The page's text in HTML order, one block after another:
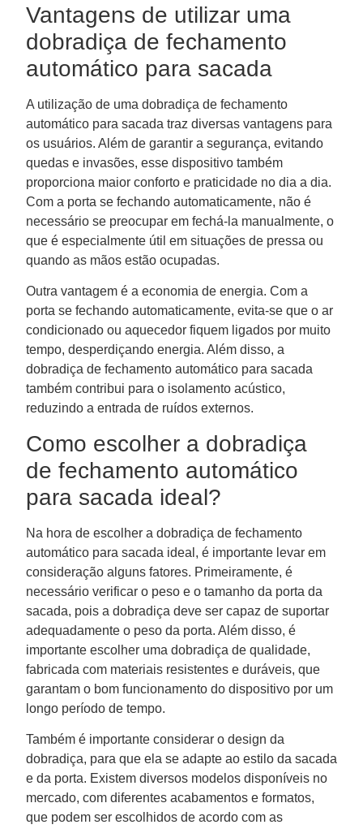
Vantagens de utilizar uma
dobradiça de fechamento
automático para sacada
A utilização de uma dobradiça de fechamento
automático para sacada traz diversas vantagens para
os usuários. Além de garantir a segurança, evitando
quedas e invasões, esse dispositivo também
proporciona maior conforto e praticidade no dia a dia.
Com a porta se fechando automaticamente, não é
necessário se preocupar em fechá-la manualmente, o
que é especialmente útil em situações de pressa ou
quando as mãos estão ocupadas.
Outra vantagem é a economia de energia. Com a
porta se fechando automaticamente, evita-se que o ar
condicionado ou aquecedor fiquem ligados por muito
tempo, desperdiçando energia. Além disso, a
dobradiça de fechamento automático para sacada
também contribui para o isolamento acústico,
reduzindo a entrada de ruídos externos.
Como escolher a dobradiça
de fechamento automático
para sacada ideal?
Na hora de escolher a dobradiça de fechamento
automático para sacada ideal, é importante levar em
consideração alguns fatores. Primeiramente, é
necessário verificar o peso e o tamanho da porta da
sacada, pois a dobradiça deve ser capaz de suportar
adequadamente o peso da porta. Além disso, é
importante escolher uma dobradiça de qualidade,
fabricada com materiais resistentes e duráveis, que
garantam o bom funcionamento do dispositivo por um
longo período de tempo.
Também é importante considerar o design da
dobradiça, para que ela se adapte ao estilo da sacada
e da porta. Existem diversos modelos disponíveis no
mercado, com diferentes acabamentos e formatos,
que podem ser escolhidos de acordo com as